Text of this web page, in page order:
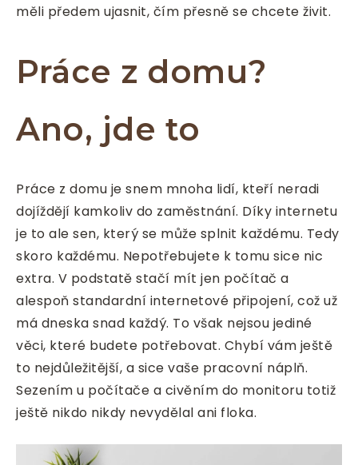
měli předem ujasnit, čím přesně se chcete živit.
Práce z domu?
Ano, jde to
Práce z domu je snem mnoha lidí, kteří neradi
dojíždějí kamkoliv do zaměstnání. Díky internetu
je to ale sen, který se může splnit každému. Tedy
skoro každému. Nepotřebujete k tomu sice nic
extra. V podstatě stačí mít jen počítač a
alespoň standardní internetové připojení, což už
má dneska snad každý. To však nejsou jediné
věci, které budete potřebovat. Chybí vám ještě
to nejdůležitější, a sice vaše pracovní náplň.
Sezením u počítače a civěním do monitoru totiž
ještě nikdo nikdy nevydělal ani floka.